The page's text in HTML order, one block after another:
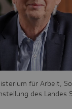
für Arbeit,
des Landes